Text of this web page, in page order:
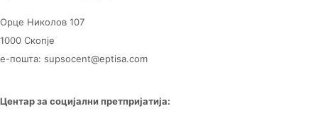
Орце Николов 107
1000 Скопје
е-пошта: supsocent@eptisa.com
Центар за социјални претпријатија: